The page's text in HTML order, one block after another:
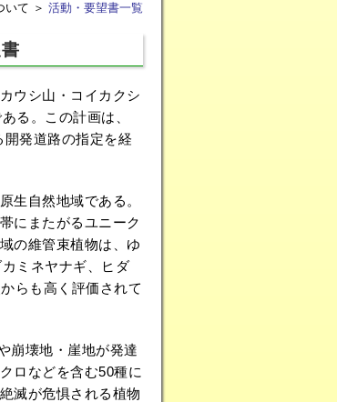
いて ＞ 活動・要望書一覧
ウシ山・コイカクシ
る。この計画は、
発道路の指定を経
生自然地域である。
にまたがるユニーク
の維管束植物は、ゆ
ミネヤナギ、ヒダ
らも高く評価されて
崩壊地・崖地が発達
ロなどを含む50種に
滅が危惧される植物